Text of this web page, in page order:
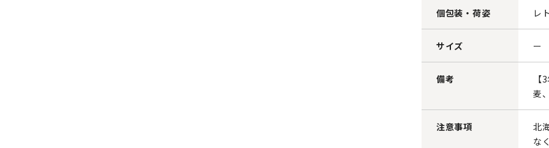
個包装・荷姿 レ
サイズ ー
備考
麦
注意事項
北
な